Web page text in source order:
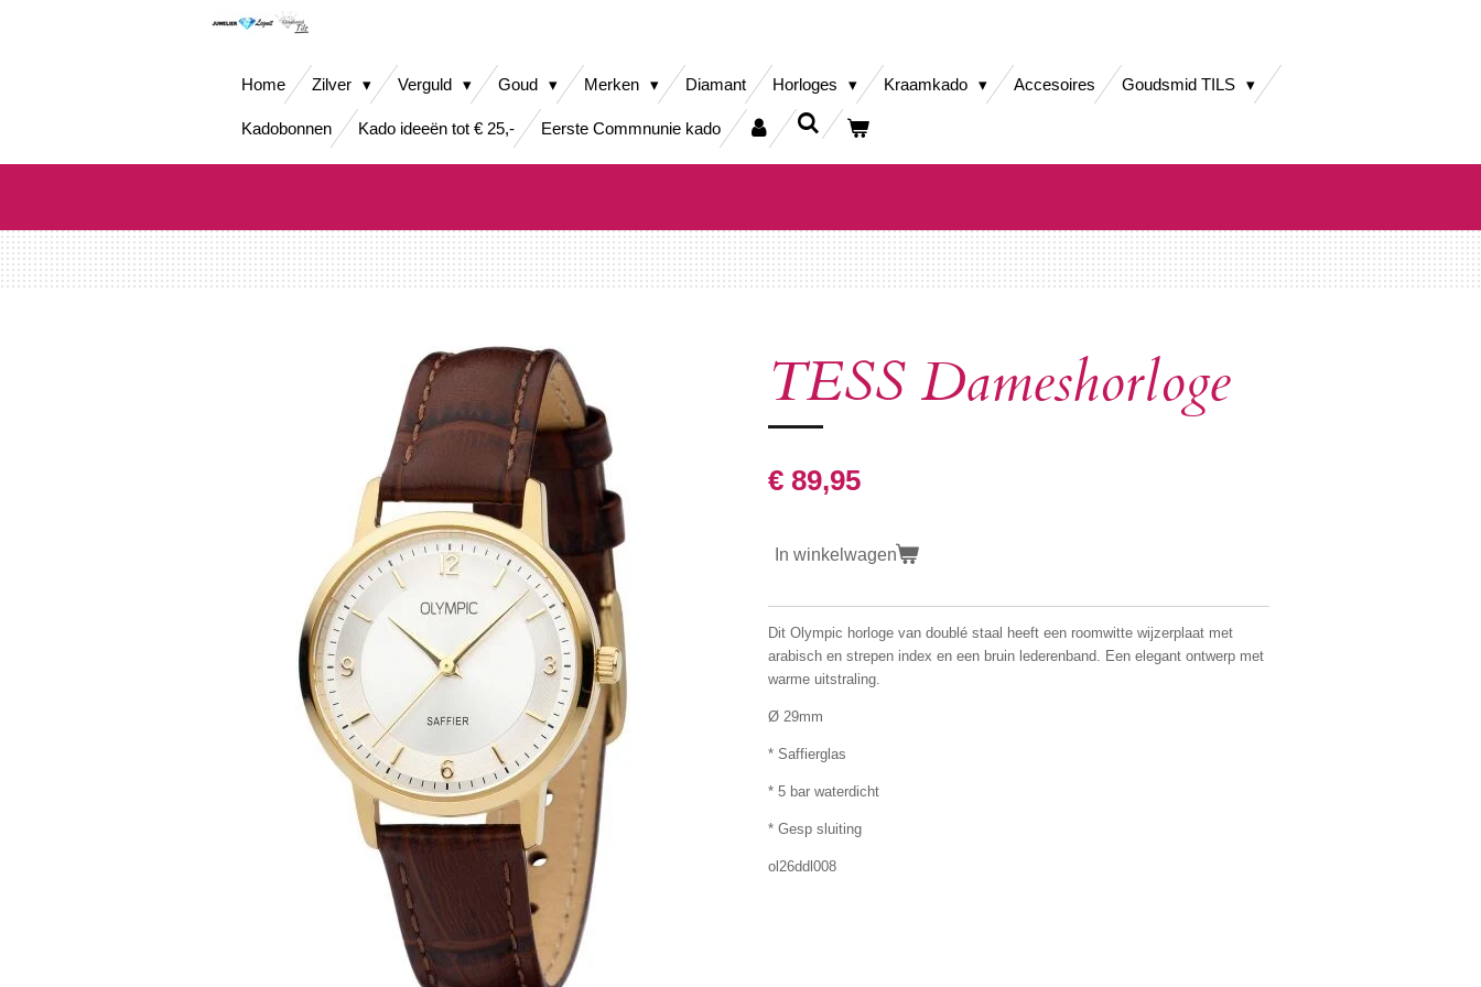
Home Zilver Verguld Goud Merken Diamant Horloges Kraamkado Accesoires Goudsmid TILS
Kadobonnen Kado ideeën tot € 25,- Eerste Commnunie kado
TESS Dameshorloge
€ 89,95
In winkelwagen
Dit Olympic horloge van doublé staal heeft een roomwitte wijzerplaat met
arabisch en strepen index en een bruin lederenband. Een elegant ontwerp met
warme uitstraling.
Ø 29mm
* Saffierglas
* 5 bar waterdicht
* Gesp sluiting
ol26ddl008